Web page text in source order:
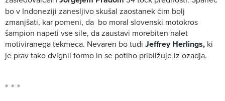
bo v Indoneziji zanesljivo skušal zaostanek čim bolj
zmanjšati, kar pomeni, da bo moral slovenski motokros
šampion napeti vse sile, da zaustavi morebiten nalet
motiviranega tekmeca. Nevaren bo tudi Jeffrey Herlings, ki
je prav tako dvignil formo in se potiho približuje iz ozadja.